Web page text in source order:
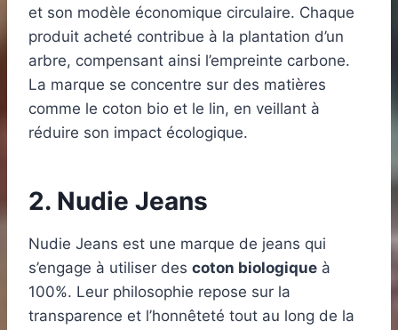
et son modèle économique circulaire. Chaque
produit acheté contribue à la plantation d’un
arbre, compensant ainsi l’empreinte carbone.
La marque se concentre sur des matières
comme le coton bio et le lin, en veillant à
réduire son impact écologique.
2. Nudie Jeans
Nudie Jeans est une marque de jeans qui
s’engage à utiliser des coton biologique à
100%. Leur philosophie repose sur la
transparence et l’honnêteté tout au long de la